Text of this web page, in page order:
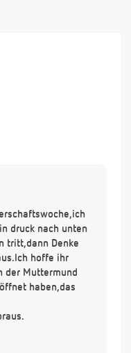
druck nach unten
tritt,dann Denke
hoffe ihr
der Muttermund
haben,das